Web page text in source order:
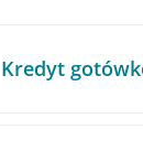
Kredyt